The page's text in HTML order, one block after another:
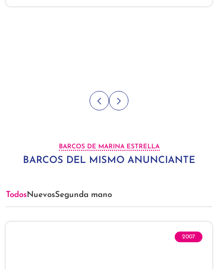
BARCOS DE MARINA ESTRELLA
BARCOS DEL MISMO ANUNCIANTE
TodosNuevosSegunda mano
2007